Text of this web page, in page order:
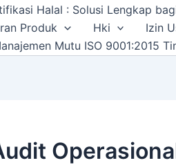
Halal : Solusi Lengkap
Produk
Hki Izin
Mutu ISO 9001:2015